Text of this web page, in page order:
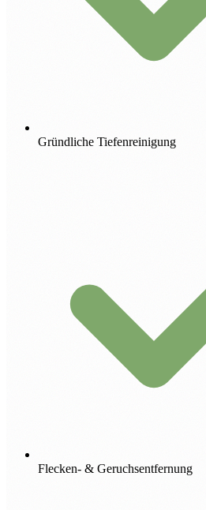
Gründliche Tiefenreinigung
Flecken- & Geruchsentfernung